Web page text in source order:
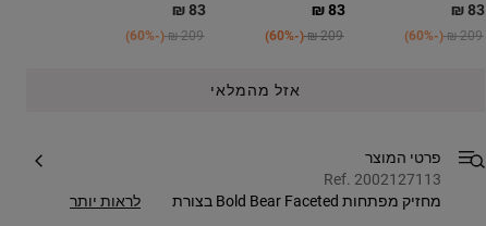
83 ₪
Price reduced from
209 ₪
to
-60%
83 ₪
Price reduced from
209 ₪
to
-60%
83 ₪
Price reduced from
209 ₪
to
-60%
אזל מהמלאי
פרטי המוצר
Ref. 2002127113
מחזיק מפתחות Bold Bear Faceted בצורת
לראות יותר